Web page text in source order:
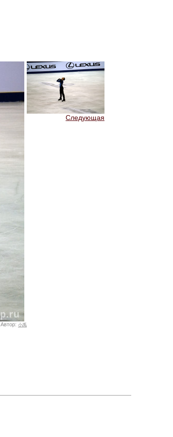
Автор: 小禹
Следующая